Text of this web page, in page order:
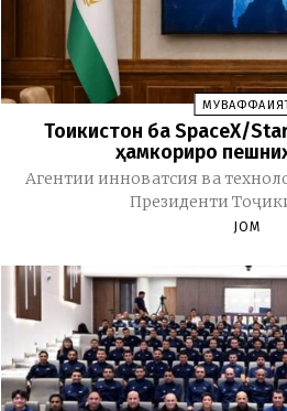
Тоҷикистон ба SpaceX/
ҳамкориро
Агентии инноватсия ва
Президенти
JOM